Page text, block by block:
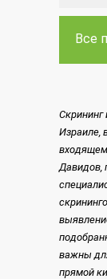
Все
Скрининг
Израиле,
входящем
Давидов,
важны
прямой